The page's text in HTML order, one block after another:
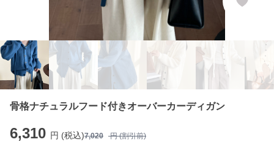
骨格ナチュラルフード付きオーバーカーディガン
6,310 円 (税込)7,020 円 (割引前)